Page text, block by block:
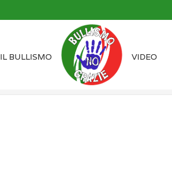
IL BULLISMO VIDEO